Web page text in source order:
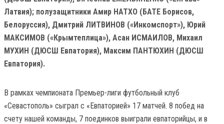
Латвия); полузащитники Амир НАТХО (БАТЕ Борисов,
Белоруссия), Дмитрий ЛИТВИНОВ («Инкомспорт»), Юрий
МАКСИМОВ («Крымтеплица»), Асан ИСМАИЛОВ, Михаил
МУХИН (ДЮСШ Евпатория), Максим ПАНТЮХИН (ДЮСШ
Евпатория).
В рамках чемпионата Премьер-лиги футбольный клуб
«Севастополь» сыграл с «Евпаторией» 17 матчей. 8 побед на
счету нашей команды, 7 поединков выиграли евпаторийцы, и в